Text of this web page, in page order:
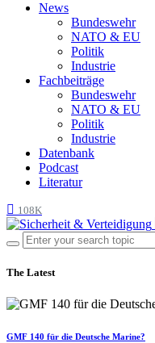
News
Bundeswehr
NATO & EU
Politik
Industrie
Fachbeiträge
Bundeswehr
NATO & EU
Politik
Industrie
Datenbank
Podcast
Literatur
108K
The Latest
GMF 140 für die Deutsche Marine?